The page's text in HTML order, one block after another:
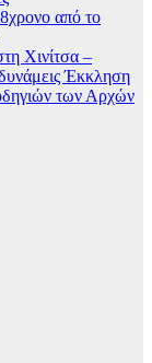
από το
Χινίτσα –
δυνάμεις Έκκληση
των Αρχών